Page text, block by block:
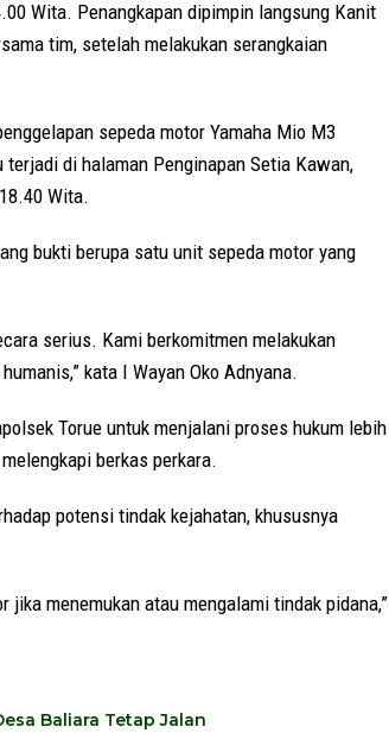
Wita. Penangkapan dipimpin langsung Kanit
tim, setelah melakukan serangkaian
sepeda motor Yamaha Mio M3
di halaman Penginapan Setia Kawan,
Wita.
bukti berupa satu unit sepeda motor yang
serius. Kami berkomitmen melakukan
kata I Wayan Oko Adnyana.
Torue untuk menjalani proses hukum lebih
berkas perkara.
potensi tindak kejahatan, khususnya
jika menemukan atau mengalami tindak pidana,”
Baliara Tetap Jalan